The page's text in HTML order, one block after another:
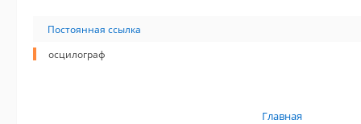
Постоянная ссылка
осцилограф
Главная